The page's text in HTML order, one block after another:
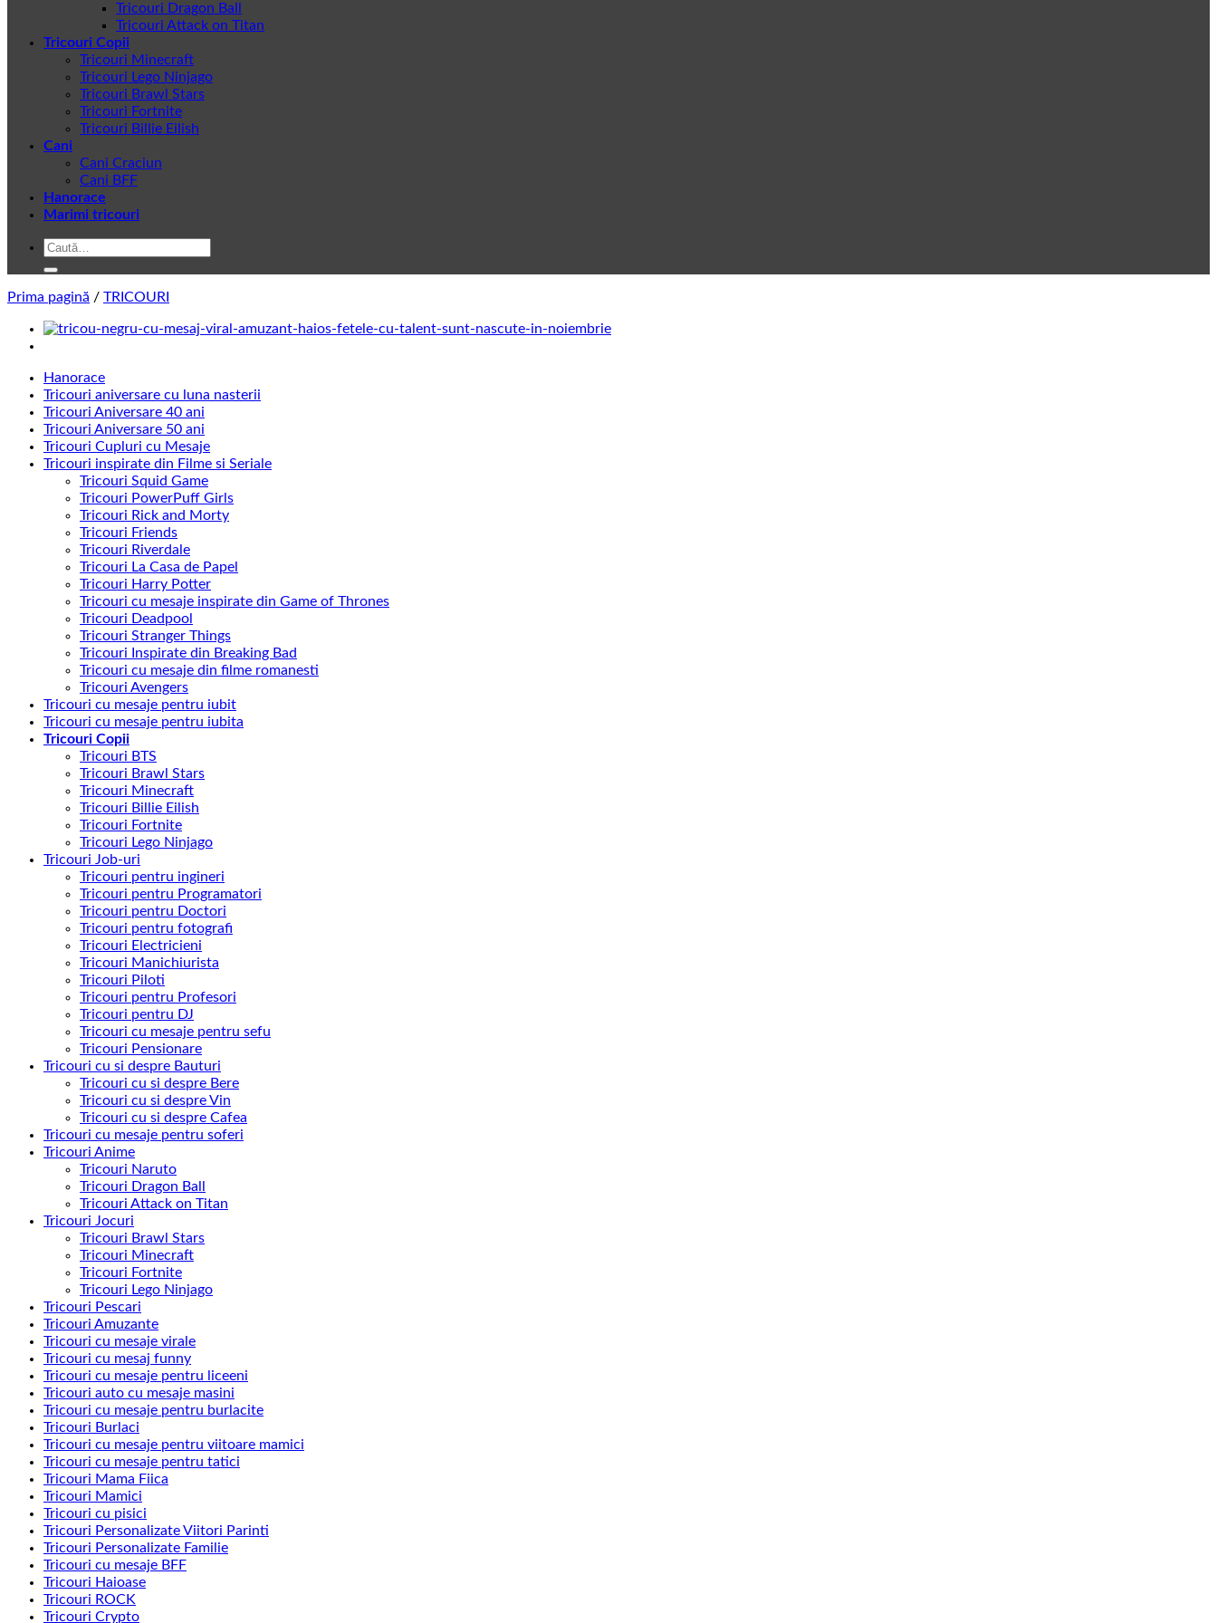
Tricouri Dragon Ball
Tricouri Attack on Titan
Tricouri Copii
Tricouri Minecraft
Tricouri Lego Ninjago
Tricouri Brawl Stars
Tricouri Fortnite
Tricouri Billie Eilish
Cani
Cani Craciun
Cani BFF
Hanorace
Marimi tricouri
Caută
Prima pagină / TRICOURI
Hanorace
Tricouri aniversare cu luna nasterii
Tricouri Aniversare 40 ani
Tricouri Aniversare 50 ani
Tricouri Cupluri cu Mesaje
Tricouri inspirate din Filme si Seriale
Tricouri Squid Game
Tricouri PowerPuff Girls
Tricouri Rick and Morty
Tricouri Friends
Tricouri Riverdale
Tricouri La Casa de Papel
Tricouri Harry Potter
Tricouri cu mesaje inspirate din Game of Thrones
Tricouri Deadpool
Tricouri Stranger Things
Tricouri Inspirate din Breaking Bad
Tricouri cu mesaje din filme romanesti
Tricouri Avengers
Tricouri cu mesaje pentru iubit
Tricouri cu mesaje pentru iubita
Tricouri Copii
Tricouri BTS
Tricouri Brawl Stars
Tricouri Minecraft
Tricouri Billie Eilish
Tricouri Fortnite
Tricouri Lego Ninjago
Tricouri Job-uri
Tricouri pentru ingineri
Tricouri pentru Programatori
Tricouri pentru Doctori
Tricouri pentru fotografi
Tricouri Electricieni
Tricouri Manichiurista
Tricouri Piloti
Tricouri pentru Profesori
Tricouri pentru DJ
Tricouri cu mesaje pentru sefu
Tricouri Pensionare
Tricouri cu si despre Bauturi
Tricouri cu si despre Bere
Tricouri cu si despre Vin
Tricouri cu si despre Cafea
Tricouri cu mesaje pentru soferi
Tricouri Anime
Tricouri Naruto
Tricouri Dragon Ball
Tricouri Attack on Titan
Tricouri Jocuri
Tricouri Brawl Stars
Tricouri Minecraft
Tricouri Fortnite
Tricouri Lego Ninjago
Tricouri Pescari
Tricouri Amuzante
Tricouri cu mesaje virale
Tricouri cu mesaj funny
Tricouri cu mesaje pentru liceeni
Tricouri auto cu mesaje masini
Tricouri cu mesaje pentru burlacite
Tricouri Burlaci
Tricouri cu mesaje pentru viitoare mamici
Tricouri cu mesaje pentru tatici
Tricouri Mama Fiica
Tricouri Mamici
Tricouri cu pisici
Tricouri Personalizate Viitori Parinti
Tricouri Personalizate Familie
Tricouri cu mesaje BFF
Tricouri Haioase
Tricouri ROCK
Tricouri Crypto